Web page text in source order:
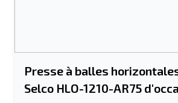
Presse à balles
Selco HLO-1210-AR75